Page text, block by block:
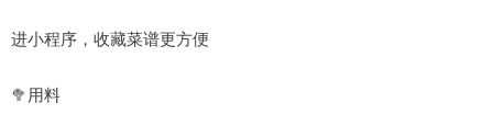
进小程序，收藏菜谱更方便
🥦用料